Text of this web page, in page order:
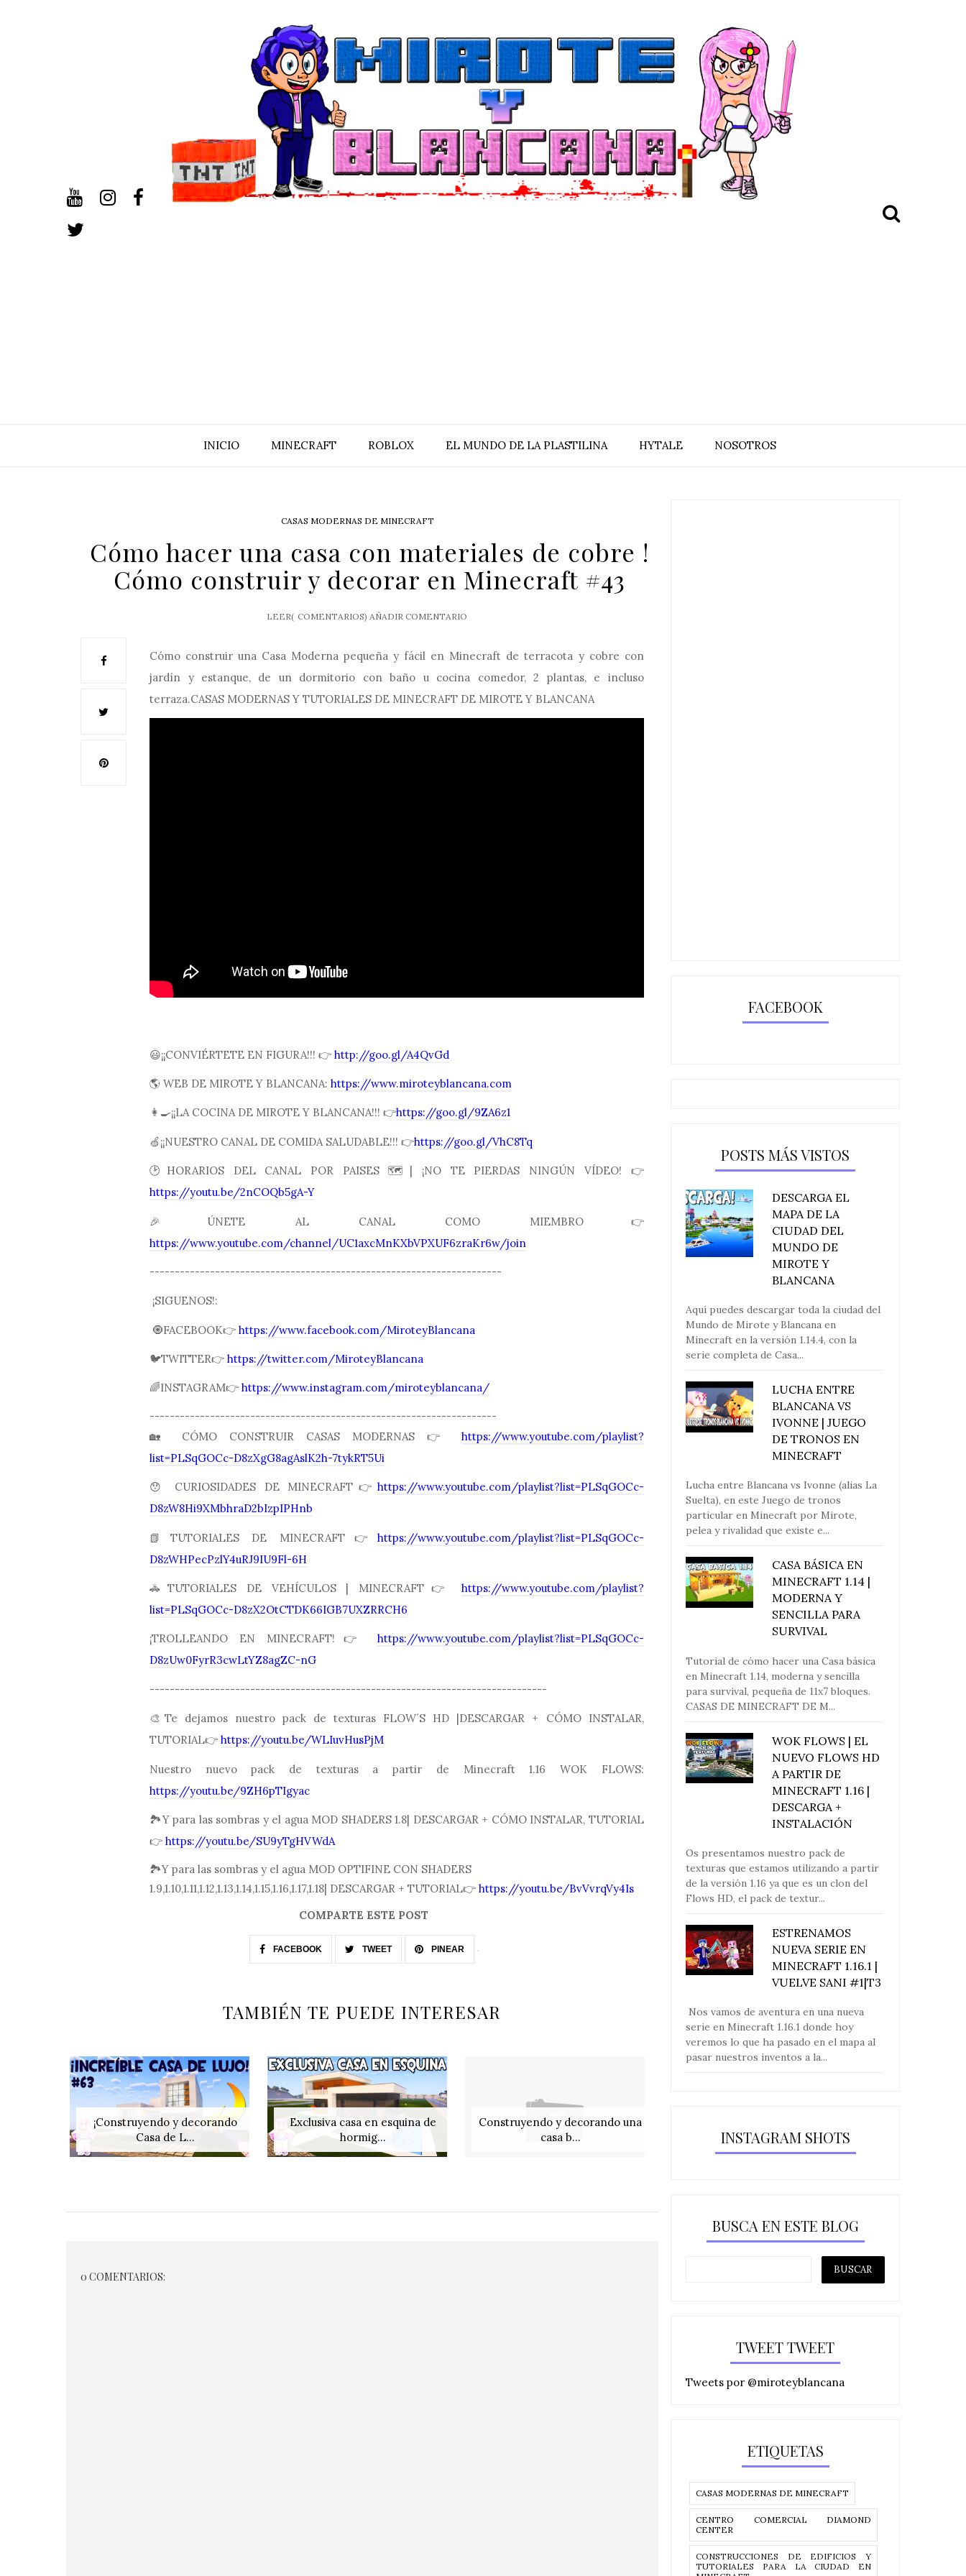
INICIO MINECRAFT ROBLOX EL MUNDO DE LA PLASTILINA HYTALE NOSOTROS
CASAS MODERNAS DE MINECRAFT
Cómo hacer una casa con materiales de cobre !
Cómo construir y decorar en Minecraft #43
LEER( COMENTARIOS) AÑADIR COMENTARIO
Cómo construir una Casa Moderna pequeña y fácil en Minecraft de terracota y cobre con
jardín y estanque, de un dormitorio con baño u cocina comedor, 2 plantas, e incluso
terraza.CASAS MODERNAS Y TUTORIALES DE MINECRAFT DE MIROTE Y BLANCANA
😃¡¡CONVIÉRTETE EN FIGURA!!! 👉http://goo.gl/A4QvGd
🌎 WEB DE MIROTE Y BLANCANA:https://www.miroteyblancana.com
👩🍳¡¡LA COCINA DE MIROTE Y BLANCANA!!! 👉https://goo.gl/9ZA6z1
🍏¡¡NUESTRO CANAL DE COMIDA SALUDABLE!!! 👉https://goo.gl/VhC8Tq
🕑HORARIOS DEL CANAL POR PAISES 🗺| ¡NO TE PIERDAS NINGÚN VÍDEO! 👉
https://youtu.be/2nCOQb5gA-Y
🎉ÚNETE AL CANAL COMO MIEMBRO👉
https://www.youtube.com/channel/UC1axcMnKXbVPXUF6zraKr6w/join
----------------------------------------------------------------------
¡SIGUENOS!:
🧿FACEBOOK👉https://www.facebook.com/MiroteyBlancana
🐦TWITTER👉https://twitter.com/MiroteyBlancana
🌈INSTAGRAM👉https://www.instagram.com/miroteyblancana/
---------------------------------------------------------------------
🏡 CÓMO CONSTRUIR CASAS MODERNAS 👉 https://www.youtube.com/playlist?
list=PLSqGOCc-D8zXgG8agAslK2h-7tykRT5Ui
😯 CURIOSIDADES DE MINECRAFT👉 https://www.youtube.com/playlist?list=PLSqGOCc-
D8zW8Hi9XMbhraD2bIzpIPHnb
📗TUTORIALES DE MINECRAFT👉 https://www.youtube.com/playlist?list=PLSqGOCc-
D8zWHPecPzlY4uRJ9IU9Fl-6H
🚓TUTORIALES DE VEHÍCULOS | MINECRAFT👉 https://www.youtube.com/playlist?
list=PLSqGOCc-D8zX2OtCTDK66IGB7UXZRRCH6
¡TROLLEANDO EN MINECRAFT!👉 https://www.youtube.com/playlist?list=PLSqGOCc-
D8zUw0FyrR3cwLtYZ8agZC-nG
-------------------------------------------------------------------------------
🎨Te dejamos nuestro pack de texturas FLOW´S HD |DESCARGAR + CÓMO INSTALAR,
TUTORIAL👉https://youtu.be/WLIuvHusPjM
Nuestro nuevo pack de texturas a partir de Minecraft 1.16 WOK FLOWS:
https://youtu.be/9ZH6pTIgyac
🏞Y para las sombras y el agua MOD SHADERS 1.8| DESCARGAR + CÓMO INSTALAR, TUTORIAL
👉https://youtu.be/SU9yTgHVWdA
🏞Y para las sombras y el agua MOD OPTIFINE CON SHADERS
1.9,1.10,1.11,1.12,1.13,1.14,1.15,1.16,1.17,1.18| DESCARGAR + TUTORIAL👉https://youtu.be/BvVvrqVy4Is
COMPARTE ESTE POST
FACEBOOK TWEET PINEAR
TAMBIÉN TE PUEDE INTERESAR
¡Construyendo y decorando
Casa de L...
Exclusiva casa en esquina de
hormig...
Construyendo y decorando una
casa b...
en M...
0 COMENTARIOS:
FACEBOOK
POSTS MÁS VISTOS
DESCARGA EL
MAPA DE LA
CIUDAD DEL
MUNDO DE
MIROTE Y
BLANCANA
Aquí puedes descargar toda la ciudad del
Mundo de Mirote y Blancana en
Minecraft en la versión 1.14.4, con la
serie completa de Casa...
LUCHA ENTRE
BLANCANA VS
IVONNE | JUEGO
DE TRONOS EN
MINECRAFT
Lucha entre Blancana vs Ivonne (alias La
Suelta), en este Juego de tronos
particular en Minecraft por Mirote,
pelea y rivalidad que existe e...
CASA BÁSICA EN
MINECRAFT 1.14 |
MODERNA Y
SENCILLA PARA
SURVIVAL
Tutorial de cómo hacer una Casa básica
en Minecraft 1.14, moderna y sencilla
para survival, pequeña de 11x7 bloques.
CASAS DE MINECRAFT DE M...
WOK FLOWS | EL
NUEVO FLOWS HD
A PARTIR DE
MINECRAFT 1.16 |
DESCARGA +
INSTALACIÓN
Os presentamos nuestro pack de
texturas que estamos utilizando a partir
de la versión 1.16 ya que es un clon del
Flows HD, el pack de textur...
ESTRENAMOS
NUEVA SERIE EN
MINECRAFT 1.16.1 |
VUELVE SANI #1|T3
Nos vamos de aventura en una nueva
serie en Minecraft 1.16.1 donde hoy
veremos lo que ha pasado en el mapa al
pasar nuestros inventos a la...
INSTAGRAM SHOTS
BUSCA EN ESTE BLOG
TWEET TWEET
Tweets por @miroteyblancana
ETIQUETAS
CASAS MODERNAS DE MINECRAFT
CENTRO COMERCIAL DIAMOND
CENTER
CONSTRUCCIONES DE EDIFICIOS Y
TUTORIALES PARA LA CIUDAD EN